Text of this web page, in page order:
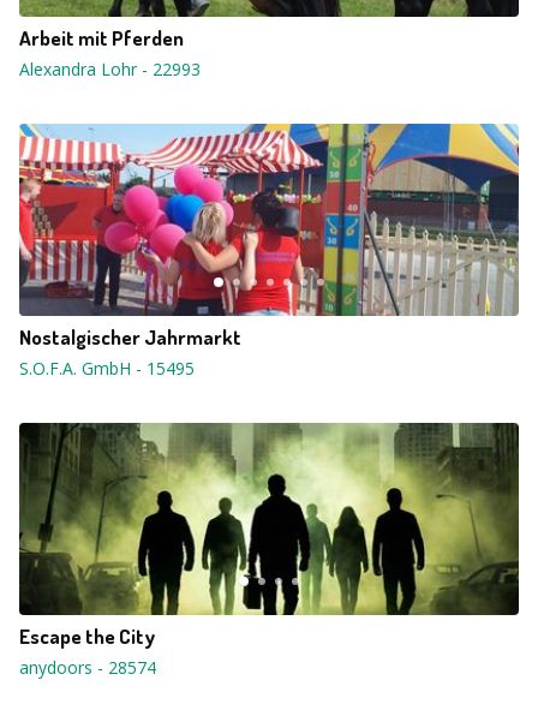
Arbeit mit Pferden
Alexandra Lohr- 22993
Nostalgischer Jahrmarkt
S.O.F.A. GmbH - 15495
Escape the City
anydoors - 28574